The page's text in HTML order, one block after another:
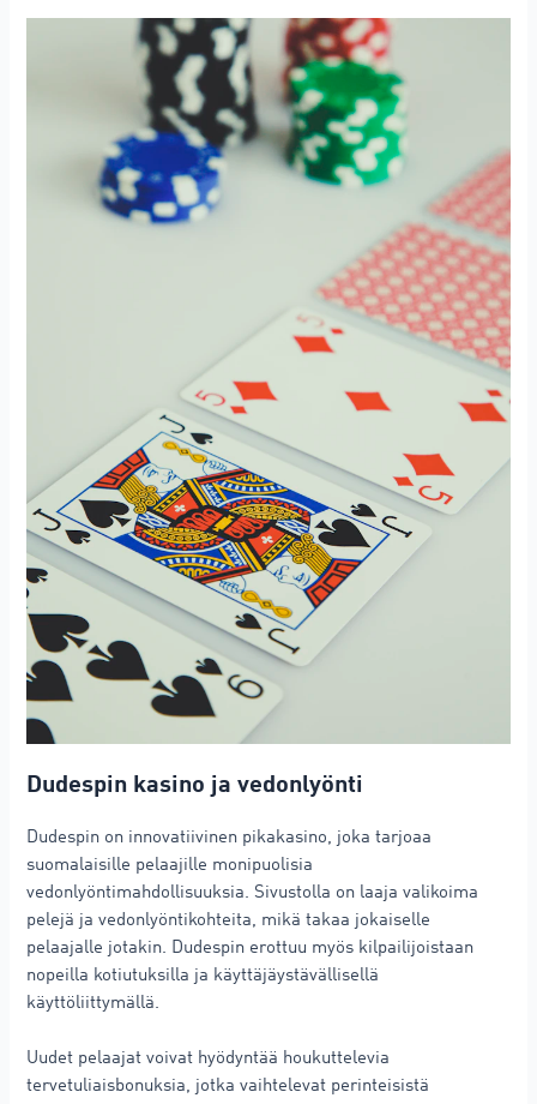
Dudespin kasino ja vedonlyönti
Dudespin on innovatiivinen pikakasino, joka tarjoaa
suomalaisille pelaajille monipuolisia
vedonlyöntimahdollisuuksia. Sivustolla on laaja valikoima
pelejä ja vedonlyöntikohteita, mikä takaa jokaiselle
pelaajalle jotakin. Dudespin erottuu myös kilpailijoistaan
nopeilla kotiutuksilla ja käyttäjäystävällisellä
käyttöliittymällä.
Uudet pelaajat voivat hyödyntää houkuttelevia
tervetuliaisbonuksia, jotka vaihtelevat perinteisistä